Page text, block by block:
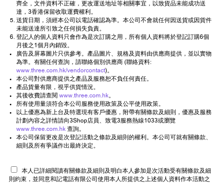
齊全，文件資料不正確，更改運送地址等相關事宜，以致貨品未能成功送
達，3香港保留收取運費權利。
送貨日期，須經本公司以電話確認為準。本公司不會就任何因送貨或因貨件
未能送達所引致之任何損失負責。
登記人的個人資料只會作為是次訂購之用，所有個人資料將於登記訂購6個
月後之1個月內銷毀。
廣告及屏幕圖片只供參考。產品圖片、規格及資料由供應商提供，並以實物
為準。有關任何查詢，請聯絡個別供應商 (聯絡資料:
www.three.com.hk/vendorcontact)。
本公司對供應商提供之產品及服務恕不負任何責任。
產品貨量有限，視乎供貨情況。
其後收費請查閱 www.three.com.hk。
所有使用量須符合本公司服務使用政策及公平使用政策。
以上優惠為新上台及特選現有客戶優惠，附帶有關條款及細則，優惠及服務
計劃內容之詳情請向3Shop店員、致電3服務熱線1033或瀏覽
www.three.com.hk 查詢。
本公司保留更改是次登記活動之條款及細則的權利。本公司可就有關條款、
細則及所有爭議作出最終決定。
本人已詳細閱讀有關條款及細則及明白本人參加是次活動受有關條款及細
則約束，並同意和記電話有限公司使用本人所提供之上述個人資料作本活動之